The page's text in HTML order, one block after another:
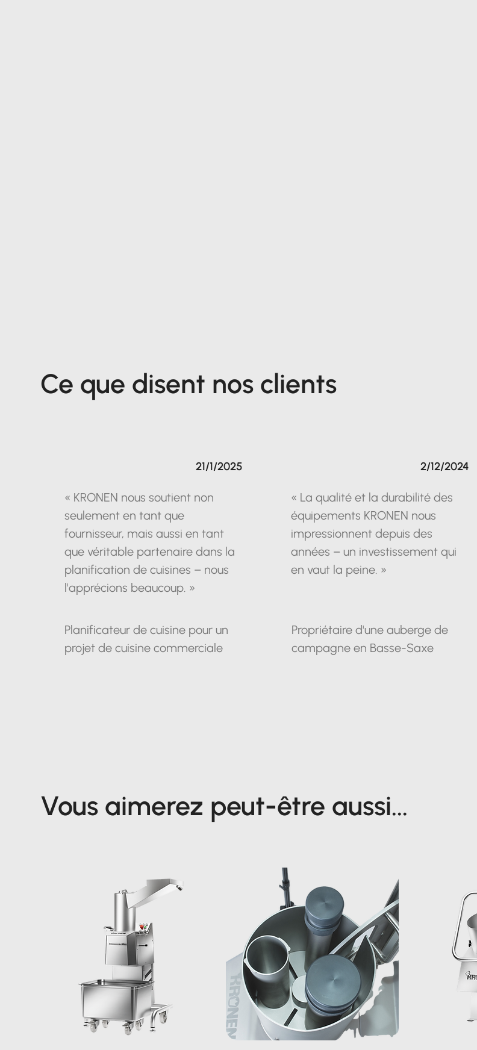
Ce que disent nos clients
« KRONEN nous soutient non
seulement en tant que
fournisseur, mais aussi en tant
que véritable partenaire dans la
planification de cuisines – nous
l'apprécions beaucoup. »
Planificateur de cuisine pour un
projet de cuisine commerciale
21/1/2025
« La qualité et la durabilité des
équipements KRONEN nous
impressionnent depuis des
années – un investissement qui
en vaut la peine. »
Propriétaire d'une auberge de
campagne en Basse-Saxe
2/12/2024
Vous aimerez peut-être aussi...